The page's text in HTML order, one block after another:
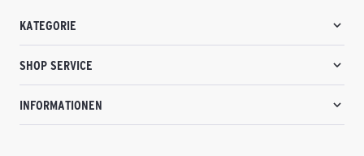
KATEGORIE
SHOP SERVICE
INFORMATIONEN